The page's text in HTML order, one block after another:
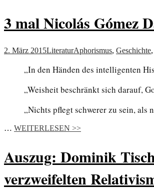
3 mal Nicolás Gómez
2. März 2015LiteraturAphorismus, Geschichte,
„In den Händen des intelligenten
„Weisheit beschränkt sich darauf,
„Nichts pflegt schwerer zu sein, als
… WEITERLESEN >>
Auszug: Dominik
verzweifelten